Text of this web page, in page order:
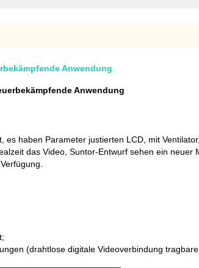
Anwendung
Anwendung
haben Parameter justierten LCD, mit
das Video, Suntor-Entwurf sehen ein
(drahtlose digitale Videoverbindung